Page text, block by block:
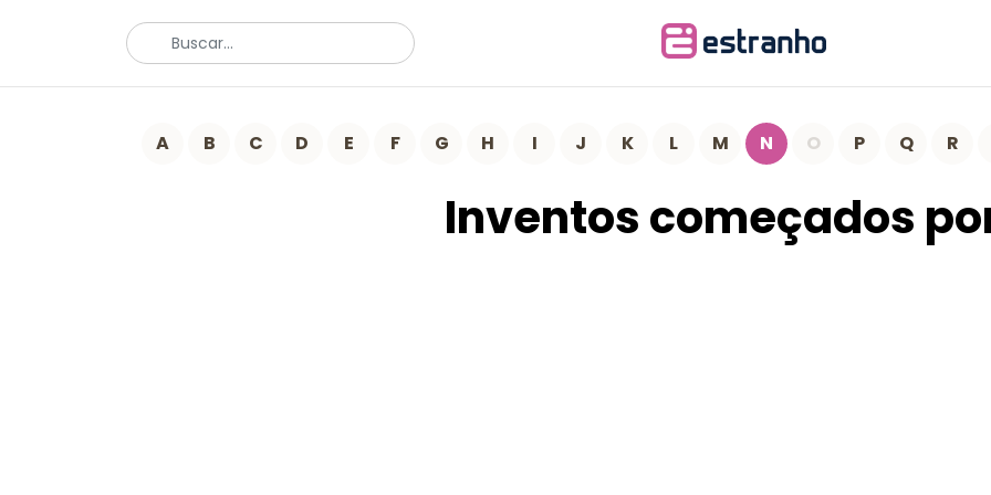
A B C D E F G H I J K L M N O P Q R
Inventos começados